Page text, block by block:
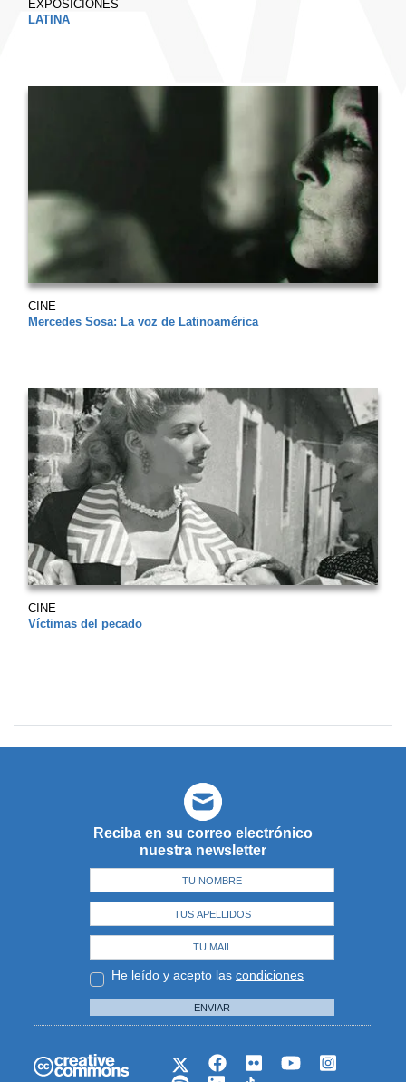
EXPOSICIONES
LATINA
CINE
Mercedes Sosa: La voz de Latinoamérica
CINE
Víctimas del pecado
Reciba en su correo electrónico
nuestra newsletter
He leído y acepto las condiciones
ENVIAR